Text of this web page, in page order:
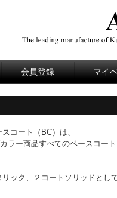
会員登録 マイ
コート（BC）は、
ラー商品すべてのベースコー
ック、２コートソリッドとし